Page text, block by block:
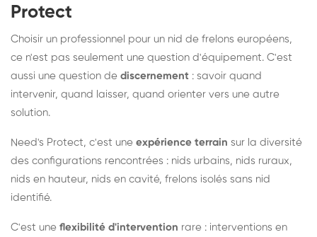
Protect
Choisir un professionnel pour un nid de frelons européens,
ce n'est pas seulement une question d'équipement. C'est
aussi une question de discernement : savoir quand
intervenir, quand laisser, quand orienter vers une autre
solution.
Need's Protect, c'est une expérience terrain sur la diversité
des configurations rencontrées : nids urbains, nids ruraux,
nids en hauteur, nids en cavité, frelons isolés sans nid
identifié.
C'est une flexibilité d'intervention rare : interventions en